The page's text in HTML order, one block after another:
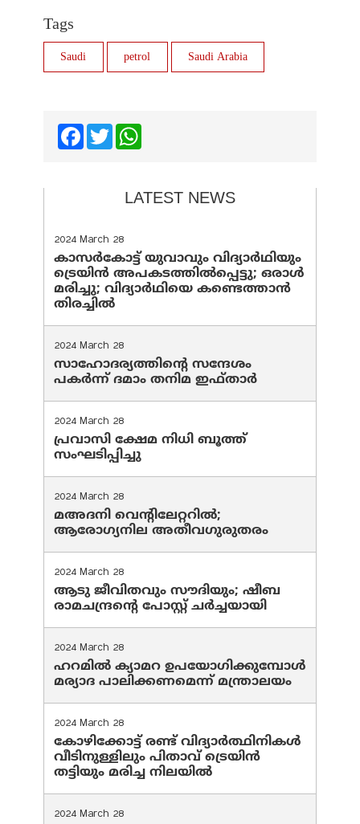
Tags
Saudi petrol Saudi Arabia
FacebookTwitter
LATEST NEWS
2024 March 28
കാസർകോട്ട് യുവാവും വിദ്യാർഥിയും
ട്രെയിൻ അപകടത്തിൽപ്പെട്ടു; ഒരാൾ
മരിച്ചു; വിദ്യാർഥിയെ കണ്ടെത്താൻ
തിരച്ചിൽ
2024 March 28
സാഹോദര്യത്തിന്റെ സന്ദേശം
പകർന്ന് ദമാം തനിമ ഇഫ്‌താർ
2024 March 28
പ്രവാസി ക്ഷേമ നിധി ബൂത്ത്
സംഘടിപ്പിച്ചു
2024 March 28
മഅദനി വെന്റിലേറ്ററിൽ;
ആരോഗ്യനില അതീവഗുരുതരം
2024 March 28
ആടു ജീവിതവും സൗദിയും; ഷീബ
രാമചന്ദ്രന്റെ പോസ്റ്റ് ചര്‍ച്ചയായി
2024 March 28
ഹറമില്‍ ക്യാമറ ഉപയോഗിക്കുമ്പോള്‍
മര്യാദ പാലിക്കണമെന്ന് മന്ത്രാലയം
2024 March 28
കോഴിക്കോട്ട് രണ്ട് വിദ്യാർത്ഥിനികൾ
വീടിനുള്ളിലും പിതാവ് ട്രെയിൻ
തട്ടിയും മരിച്ച നിലയിൽ
2024 March 28